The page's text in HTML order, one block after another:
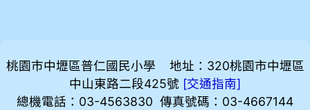
桃園市中壢區普仁國民小學 地址：320桃園市中壢區
中山東路二段425號 [交通指南]
總機電話：03-4563830 傳真號碼：03-4667144